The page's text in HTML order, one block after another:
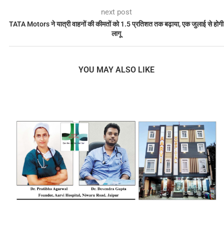
next post
TATA Motors ने यात्री वाहनों की कीमतों को 1.5 प्रतिशत तक बढ़ाया, एक जुलाई से होगी
लागू
YOU MAY ALSO LIKE